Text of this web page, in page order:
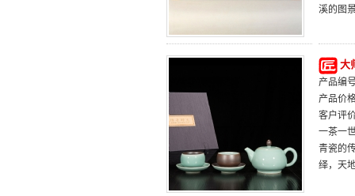
溪的图
大
产品编
产品价
客户评
一茶一
青瓷的
绎，天